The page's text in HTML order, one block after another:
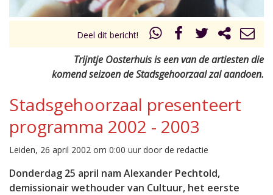
Deel dit bericht!
Trijntje Oosterhuis is een van de artiesten die
komend seizoen de Stadsgehoorzaal zal aandoen.
Stadsgehoorzaal presenteert
programma 2002 - 2003
Leiden, 26 april 2002 om 0:00 uur door de redactie
Donderdag 25 april nam Alexander Pechtold,
demissionair wethouder van Cultuur, het eerste